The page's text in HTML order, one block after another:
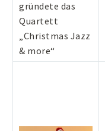
gründete das
Quartett
„Christmas Jazz
& more“